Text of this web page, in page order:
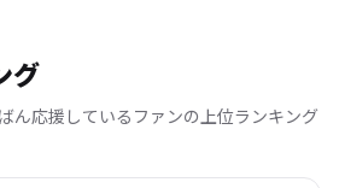
グ
ん応援しているファンの上位ランキング